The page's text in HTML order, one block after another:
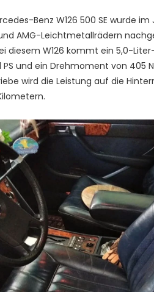
Benz W126 500 SE wurde
AMG-Leichtmetallrädern
diesem W126 kommt ein 5,0-
PS und ein Drehmoment von 405
wird die Leistung auf die